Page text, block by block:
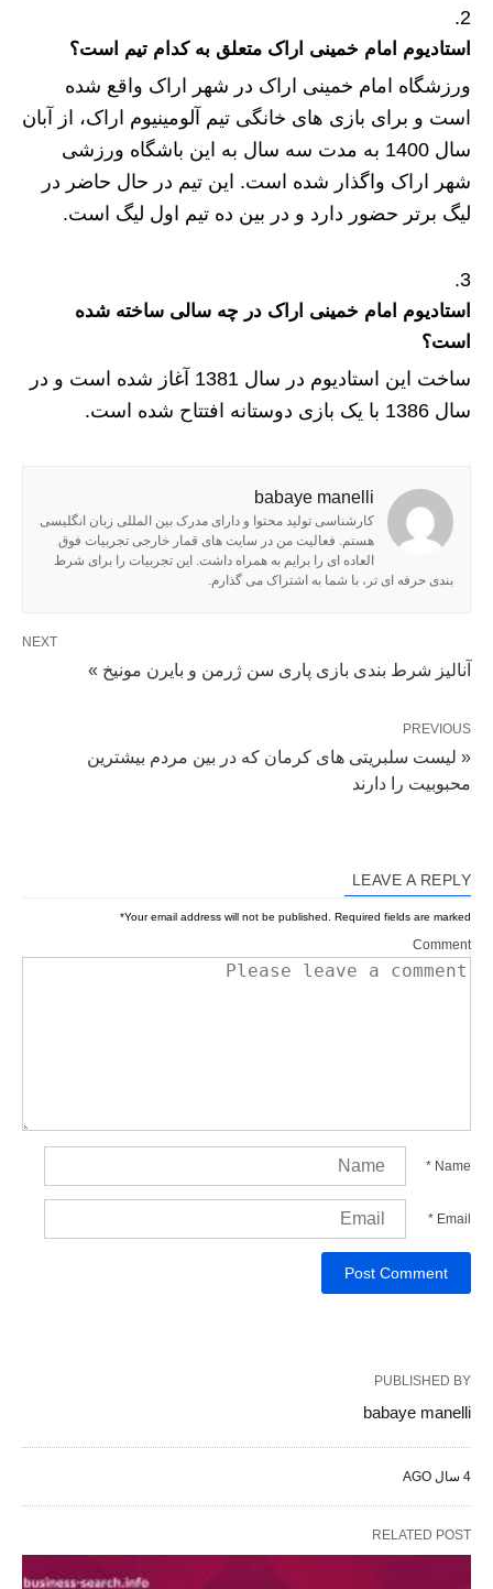
استادیوم امام خمینی اراک متعلق به کدام تیم است؟
ورزشگاه امام خمینی اراک در شهر اراک واقع شده
است و برای بازی های خانگی تیم آلومینیوم اراک، از آبان
سال 1400 به مدت سه سال به این باشگاه ورزشی
شهر اراک واگذار شده است. این تیم در حال حاضر در
لیگ برتر حضور دارد و در بین ده تیم اول لیگ است.
استادیوم امام خمینی اراک در چه سالی ساخته شده
است؟
ساخت این استادیوم در سال 1381 آغاز شده است و در
سال 1386 با یک بازی دوستانه افتتاح شده است.
babaye manelli
کارشناسی تولید محتوا و دارای مدرک بین المللی زبان انگلیسی
هستم. فعالیت من در سایت های قمار خارجی تجربیات فوق
العاده ای را برایم به همراه داشت. این تجربیات را برای شرط
بندی حرفه ای تر، با شما به اشتراک می گذارم.
NEXT
آنالیز شرط بندی بازی پاری سن ژرمن و بایرن مونیخ »
PREVIOUS
« لیست سلبریتی های کرمان که در بین مردم بیشترین
محبوبیت را دارند
LEAVE A REPLY
Your email address will not be published. Required fields are marked
*
Comment
Name
*
Email
*
PUBLISHED BY
babaye manelli
4 سال AGO
RELATED POST